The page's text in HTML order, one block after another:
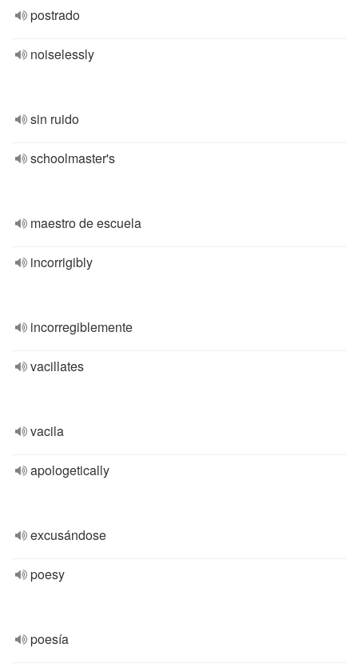
postrado
noiselessly
sin ruido
schoolmaster's
maestro de escuela
incorrigibly
incorregiblemente
vacillates
vacila
apologetically
excusándose
poesy
poesía